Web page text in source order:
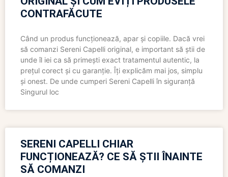
CONTRAFĂCUTE
Când un produs funcționează, apar și copiile. Dacă vrei
să comanzi Sereni Capelli original, e important să știi de
unde îl iei ca să primești exact tratamentul autentic, la
prețul corect și cu garanție. Îți explicăm mai jos, simplu
și onest. De unde cumperi Sereni Capelli în siguranță
Singurul loc
SERENI CAPELLI CHIAR
FUNCȚIONEAZĂ? CE SĂ ȘTII ÎNAINTE
SĂ COMANZI